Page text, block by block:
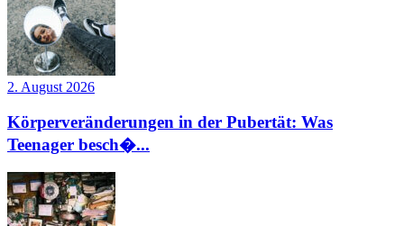
2. August 2026
Körperveränderungen in der Pubertät: Was
Teenager besch�...